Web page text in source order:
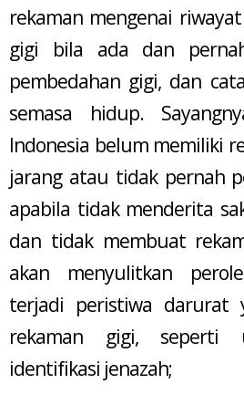
rekaman mengenai
gigi bila ada dan
pembedahan gigi, dan
semasa hidup.
Indonesia belum memiliki
jarang atau tidak pernah
apabila tidak menderita
dan tidak membuat
akan menyulitkan
terjadi peristiwa darurat
rekaman gigi, seperti
identifikasi jenazah;